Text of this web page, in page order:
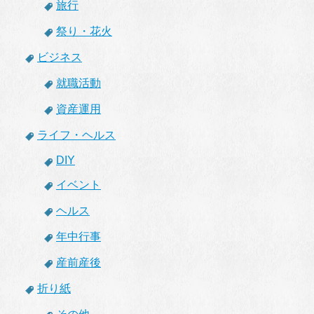
旅行
祭り・花火
ビジネス
就職活動
資産運用
ライフ・ヘルス
DIY
イベント
ヘルス
年中行事
産前産後
折り紙